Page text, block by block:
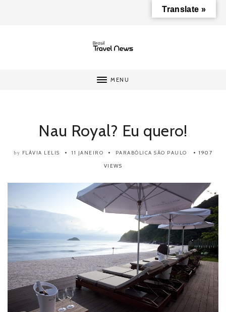
MENU
Nau Royal? Eu quero!
by FLÁVIA LELIS 11 JANEIRO PARABÓLICA SÃO PAULO
1907
VIEWS
Translate »